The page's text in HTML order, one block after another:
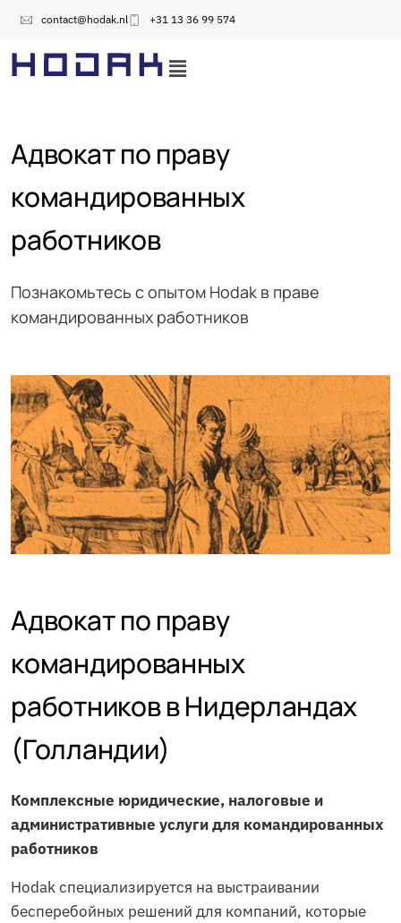
contact@hodak.nl +31 13 36 99 574
Адвокат по праву
командированных
работников
Познакомьтесь с опытом Hodak в праве
командированных работников
Адвокат по праву
командированных
работников в Нидерландах
(Голландии)
Комплексные юридические, налоговые и
административные услуги для командированных
работников
Hodak специализируется на выстраивании
бесперебойных решений для компаний, которые